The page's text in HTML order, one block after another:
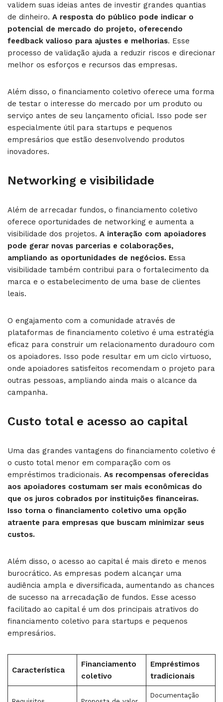
validem suas ideias antes de investir grandes quantias
de dinheiro. A resposta do público pode indicar o
potencial de mercado do projeto, oferecendo
feedback valioso para ajustes e melhorias. Esse
processo de validação ajuda a reduzir riscos e direcionar
melhor os esforços e recursos das empresas.
Além disso, o financiamento coletivo oferece uma forma
de testar o interesse do mercado por um produto ou
serviço antes de seu lançamento oficial. Isso pode ser
especialmente útil para startups e pequenos
empresários que estão desenvolvendo produtos
inovadores.
Networking e visibilidade
Além de arrecadar fundos, o financiamento coletivo
oferece oportunidades de networking e aumenta a
visibilidade dos projetos. A interação com apoiadores
pode gerar novas parcerias e colaborações,
ampliando as oportunidades de negócios. Essa
visibilidade também contribui para o fortalecimento da
marca e o estabelecimento de uma base de clientes
leais.
O engajamento com a comunidade através de
plataformas de financiamento coletivo é uma estratégia
eficaz para construir um relacionamento duradouro com
os apoiadores. Isso pode resultar em um ciclo virtuoso,
onde apoiadores satisfeitos recomendam o projeto para
outras pessoas, ampliando ainda mais o alcance da
campanha.
Custo total e acesso ao capital
Uma das grandes vantagens do financiamento coletivo é
o custo total menor em comparação com os
empréstimos tradicionais. As recompensas oferecidas
aos apoiadores costumam ser mais econômicas do
que os juros cobrados por instituições financeiras.
Isso torna o financiamento coletivo uma opção
atraente para empresas que buscam minimizar seus
custos.
Além disso, o acesso ao capital é mais direto e menos
burocrático. As empresas podem alcançar uma
audiência ampla e diversificada, aumentando as chances
de sucesso na arrecadação de fundos. Esse acesso
facilitado ao capital é um dos principais atrativos do
financiamento coletivo para startups e pequenos
empresários.
Característica
Financiamento
coletivo
Empréstimos
tradicionais
Documentação